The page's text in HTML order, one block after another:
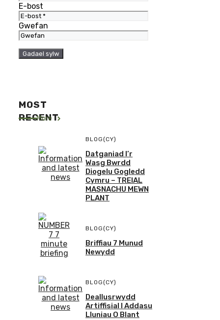
E-bost
Gwefan
MOST
RECENT
More
BLOG(CY)
Datganiad I’r
Wasg Bwrdd
Diogelu Gogledd
Cymru – TREIAL
MASNACHU MEWN
PLANT
BLOG(CY)
Briffiau 7 Munud
Newydd
BLOG(CY)
Deallusrwydd
Artiffisial I Addasu
Lluniau O Blant